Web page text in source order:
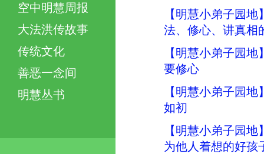
空中明慧周报
大法洪传故事
传统文化
善恶一念间
明慧丛书
【明慧小弟子园
法、修心、讲真相
【明慧小弟子园
要修心
【明慧小弟子园
如初
【明慧小弟子园
为他人着想的好孩